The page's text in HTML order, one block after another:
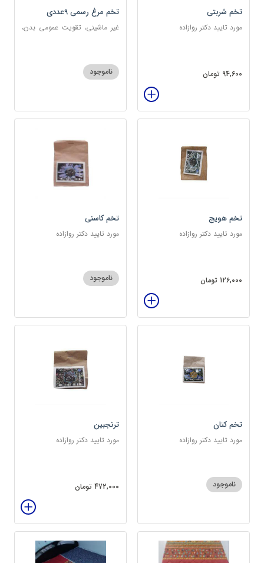
تخم شربتی
مورد تایید دکتر روازاده
94,600 تومان
تخم مرغ رسمی 9عددی
غیر ماشینی، تقویت عمومی بدن،
ناموجود
تخم هویج
مورد تایید دکتر روازاده
126,000 تومان
تخم کاسنی
مورد تایید دکتر روازاده
ناموجود
تخم کتان
مورد تایید دکتر روازاده
ناموجود
ترنجبین
مورد تایید دکتر روازاده
472,000 تومان